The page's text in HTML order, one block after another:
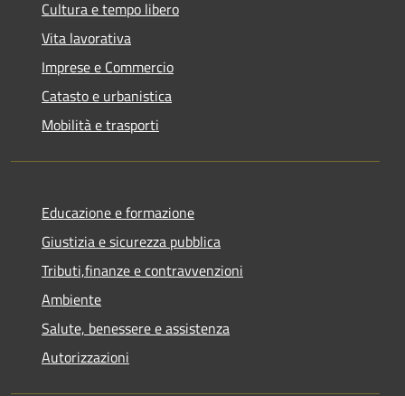
Cultura e tempo libero
Vita lavorativa
Imprese e Commercio
Catasto e urbanistica
Mobilità e trasporti
Educazione e formazione
Giustizia e sicurezza pubblica
Tributi,finanze e contravvenzioni
Ambiente
Salute, benessere e assistenza
Autorizzazioni